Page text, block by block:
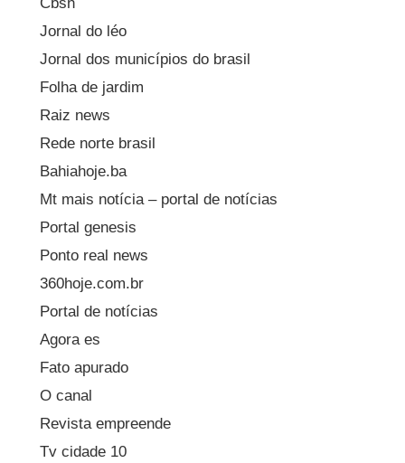
Cbsn
Jornal do léo
Jornal dos municípios do brasil
Folha de jardim
Raiz news
Rede norte brasil
Bahiahoje.ba
Mt mais notícia – portal de notícias
Portal genesis
Ponto real news
360hoje.com.br
Portal de notícias
Agora es
Fato apurado
O canal
Revista empreende
Tv cidade 10